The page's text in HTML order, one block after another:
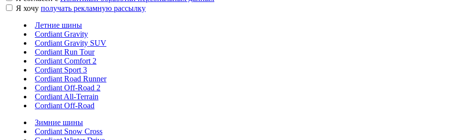
Я хочу получать рекламную рассылку
Летние шины
Cordiant Gravity
Cordiant Gravity SUV
Cordiant Run Tour
Cordiant Comfort 2
Cordiant Sport 3
Cordiant Road Runner
Cordiant Off-Road 2
Cordiant All-Terrain
Cordiant Off-Road
Зимние шины
Cordiant Snow Cross